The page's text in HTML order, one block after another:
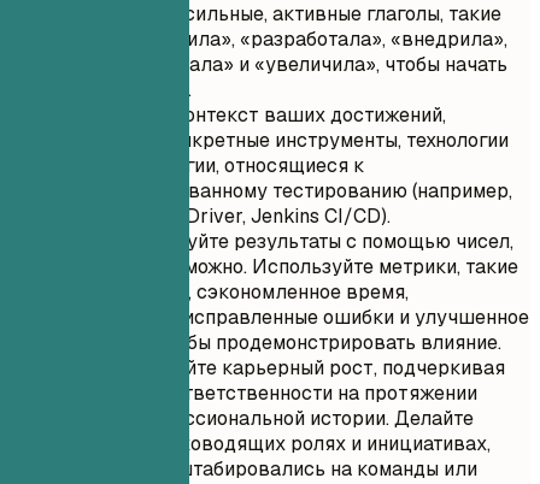
Используйте сильные, активные глаголы, такие
как «руководила», «разработала», «внедрила»,
«оптимизировала» и «увеличила», чтобы начать
каждый пункт.
Указывайте контекст ваших достижений,
используя конкретные инструменты, технологии
или методологии, относящиеся к
автоматизированному тестированию (например,
Selenium WebDriver, Jenkins CI/CD).
Квантифицируйте результаты с помощью чисел,
когда это возможно. Используйте метрики, такие
как проценты, сэкономленное время,
выявленные/исправленные ошибки и улучшенное
покрытие, чтобы продемонстрировать влияние.
Демонстрируйте карьерный рост, подчеркивая
увеличение ответственности на протяжении
вашей профессиональной истории. Делайте
акцент на руководящих ролях и инициативах,
которые масштабировались на команды или